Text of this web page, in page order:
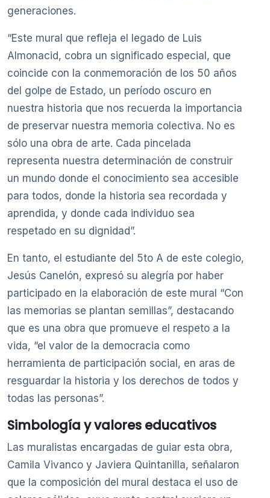
generaciones.
“Este mural que refleja el legado de Luis
Almonacid, cobra un significado especial, que
coincide con la conmemoración de los 50 años
del golpe de Estado, un período oscuro en
nuestra historia que nos recuerda la importancia
de preservar nuestra memoria colectiva. No es
sólo una obra de arte. Cada pincelada
representa nuestra determinación de construir
un mundo donde el conocimiento sea accesible
para todos, donde la historia sea recordada y
aprendida, y donde cada individuo sea
respetado en su dignidad”.
En tanto, el estudiante del 5to A de este colegio,
Jesús Canelón, expresó su alegría por haber
participado en la elaboración de este mural “Con
las memorias se plantan semillas”, destacando
que es una obra que promueve el respeto a la
vida, “el valor de la democracia como
herramienta de participación social, en aras de
resguardar la historia y los derechos de todos y
todas las personas”.
Simbología y valores educativos
Las muralistas encargadas de guiar esta obra,
Camila Vivanco y Javiera Quintanilla, señalaron
que la composición del mural destaca el uso de